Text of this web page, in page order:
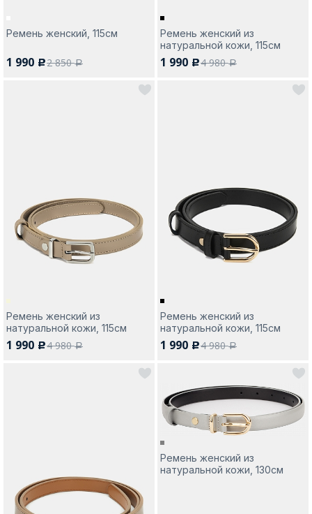
Изменить город
Ремень женский, 115см
1 990 c2 850a
Ремень женский из
натуральной кожи, 115см
1 990 c4 980a
Ремень женский из
натуральной кожи, 115см
1 990 c4 980a
Ремень женский из
натуральной кожи, 115см
1 990 c4 980a
Ремень женский из
натуральной кожи, 130см